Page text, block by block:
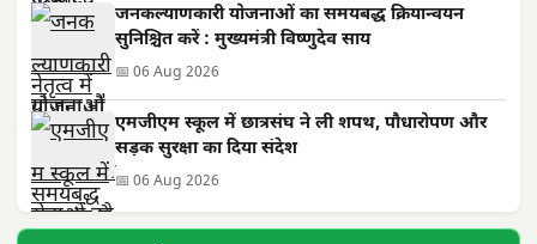
जनकल्याणकारी योजनाओं का समयबद्ध क्रियान्वयन
सुनिश्चित करें : मुख्यमंत्री विष्णुदेव साय
📅 06 Aug 2026
एमजीएम स्कूल में छात्रसंघ ने ली शपथ, पौधारोपण और
सड़क सुरक्षा का दिया संदेश
📅 06 Aug 2026